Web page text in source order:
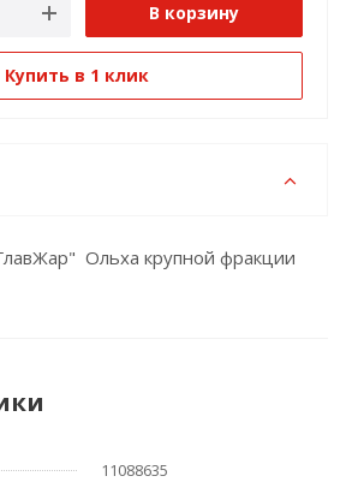
В корзину
Купить в 1 клик
Ольха крупной фракции
11088635